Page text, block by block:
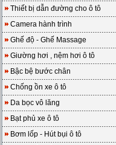
Thiết bị dẫn đường cho ô tô
Camera hành trình
Ghế độ - Ghế Massage
Giường hơi , nệm hơi ô tô
Bậc bệ bước chân
Chống ồn xe ô tô
Da bọc vô lăng
Bạt phủ xe ô tô
Bơm lốp - Hút bụi ô tô